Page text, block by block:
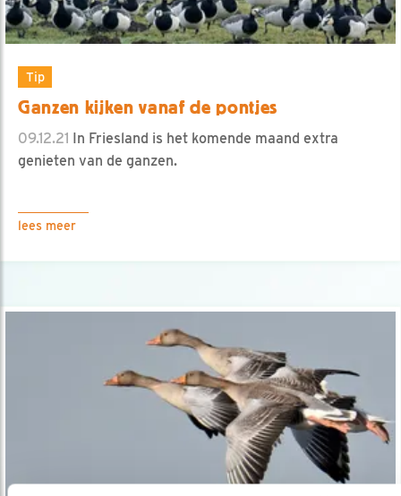
Tip
Ganzen kijken vanaf de pontjes
09.12.21 In Friesland is het komende maand extra
genieten van de ganzen.
lees meer